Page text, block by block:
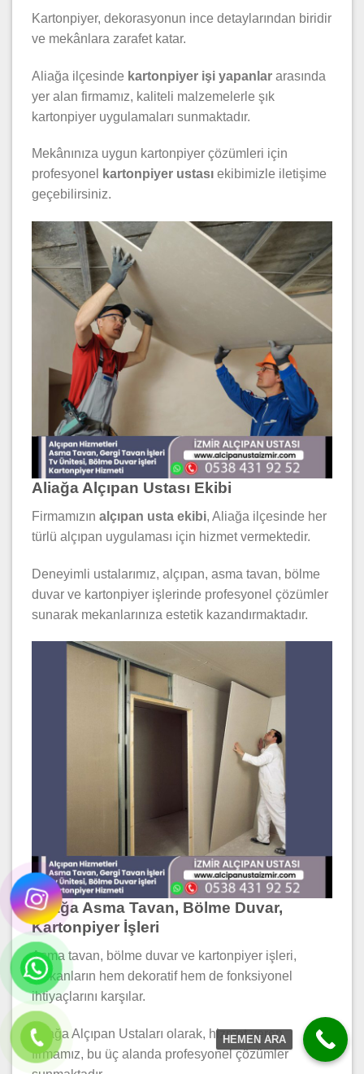
Kartonpiyer, dekorasyonun ince detaylarından biridir
ve mekânlara zarafet katar.
Aliağa ilçesinde kartonpiyer işi yapanlar arasında
yer alan firmamız, kaliteli malzemelerle şık
kartonpiyer uygulamaları sunmaktadır.
Mekânınıza uygun kartonpiyer çözümleri için
profesyonel
kartonpiyer ustası ekibimizle iletişime
geçebilirsiniz.
Aliağa Alçıpan Ustası Ekibi
Firmamızın alçıpan usta ekibi, Aliağa ilçesinde her
türlü alçıpan uygulaması için hizmet vermektedir.
Deneyimli ustalarımız, alçıpan, asma tavan, bölme
duvar ve kartonpiyer işlerinde profesyonel çözümler
sunarak mekanlarınıza estetik kazandırmaktadır.
Aliağa Asma Tavan, Bölme Duvar,
Kartonpiyer İşleri
Asma tavan, bölme duvar ve kartonpiyer işleri,
mekanların hem dekoratif hem de fonksiyonel
ihtiyaçlarını karşılar.
Aliağa Alçıpan Ustaları olarak, hizmet veren
firmamız, bu üç alanda profesyonel çözümler
HEMEN ARA